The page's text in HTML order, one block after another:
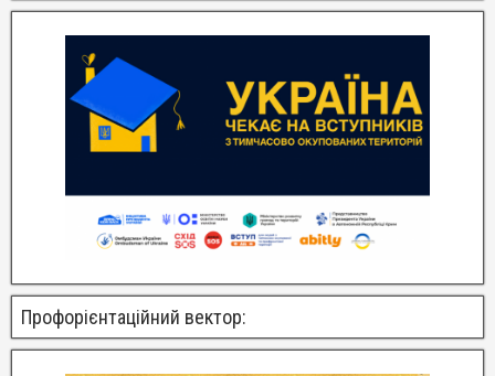
Профорієнтаційний вектор: